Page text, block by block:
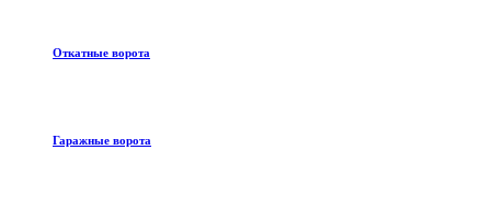
Откатные ворота
Гаражные ворота